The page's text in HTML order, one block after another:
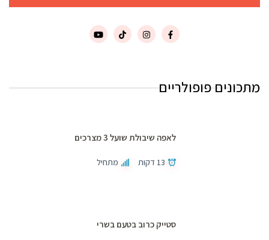
מתכונים פופולריים
לאפה שיבולת שועל 3 מצרכים
13 דקות מתחיל
סטייק כרוב בטעם בשרי